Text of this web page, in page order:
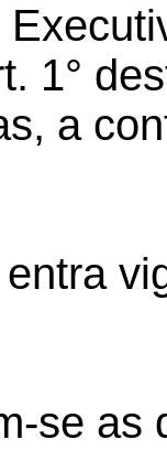
1°
a
se as